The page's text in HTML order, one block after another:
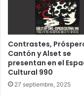
Contrastes,
Cantón y Alset se
presentan en el
Cultural 990
27 septiembre, 2025